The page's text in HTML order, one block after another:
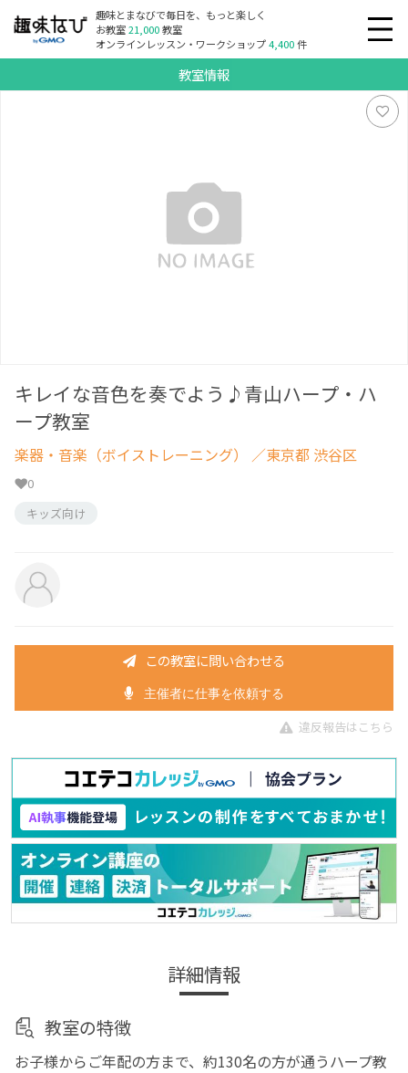
趣味とまなびで毎日を、もっと楽しく
お教室21,000教室
オンラインレッスン・ワークショップ4,400件
教室情報
キレイな音色を奏でよう♪青山ハープ・ハ
ープ教室
楽器・音楽（ボイストレーニング） ／東京都 渋谷区
0
キッズ向け
この教室に問い合わせる
主催者に仕事を依頼する
違反報告はこちら
詳細情報
教室の特徴
お子様からご年配の方まで、約130名の方が通うハープ教